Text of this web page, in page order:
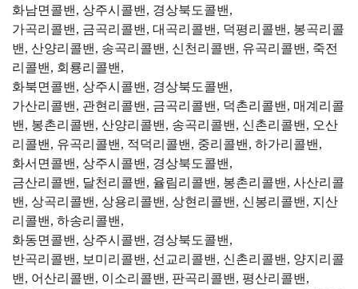
화남면콜밴, 상주시콜밴, 경상북도콜밴,
가곡리콜밴, 금곡리콜밴, 대곡리콜밴, 덕평리콜밴, 봉곡리콜
밴, 산양리콜밴, 송곡리콜밴, 신천리콜밴, 유곡리콜밴, 죽전
리콜밴, 회룡리콜밴,
화북면콜밴, 상주시콜밴, 경상북도콜밴,
가산리콜밴, 관현리콜밴, 금곡리콜밴, 덕촌리콜밴, 매계리콜
밴, 봉촌리콜밴, 산양리콜밴, 송곡리콜밴, 신촌리콜밴, 오산
리콜밴, 유곡리콜밴, 적덕리콜밴, 중리콜밴, 하가리콜밴,
화서면콜밴, 상주시콜밴, 경상북도콜밴,
금산리콜밴, 달천리콜밴, 율림리콜밴, 봉촌리콜밴, 사산리콜
밴, 상곡리콜밴, 상용리콜밴, 상현리콜밴, 신봉리콜밴, 지산
리콜밴, 하송리콜밴,
화동면콜밴, 상주시콜밴, 경상북도콜밴,
반곡리콜밴, 보미리콜밴, 선교리콜밴, 신촌리콜밴, 양지리콜
밴, 어산리콜밴, 이소리콜밴, 판곡리콜밴, 평산리콜밴,